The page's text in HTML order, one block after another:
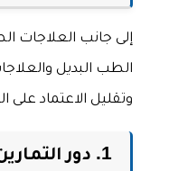
إلى جانب العلاجات
الطب البديل
وتقليل الاعتماد على
1. دور التمارين والعلاج الطبيعي